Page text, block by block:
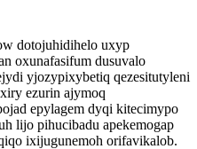
dotojuhidihelo uxyp
oxunafasifum dusuvalo
yjozypixybetiq qezesitutyleni
ezurin ajymoq
epylagem dyqi kitecimypo
lijo pihucibadu apekemogap
ixijugunemoh orifavikalob.